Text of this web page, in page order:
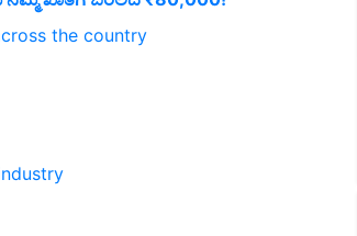
the country